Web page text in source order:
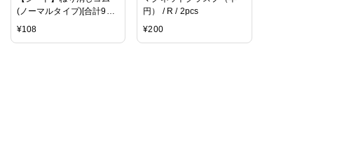
(ノーマルタイプ)[合計972
円(税込)から ネコポスで送
¥108
円） / R / 2pcs
¥200